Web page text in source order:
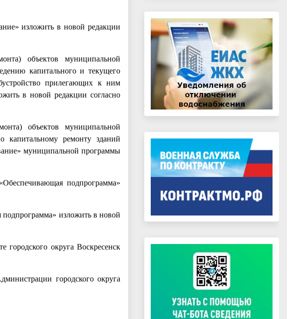
изложить в новой редакции
объектов муниципальной
капитального и текущего
прилегающих к ним
в новой редакции согласно
объектов муниципальной
капитальному ремонту зданий
муниципальной программы
подпрограмма»
изложить в новой
городского округа Воскресенск
городского округа